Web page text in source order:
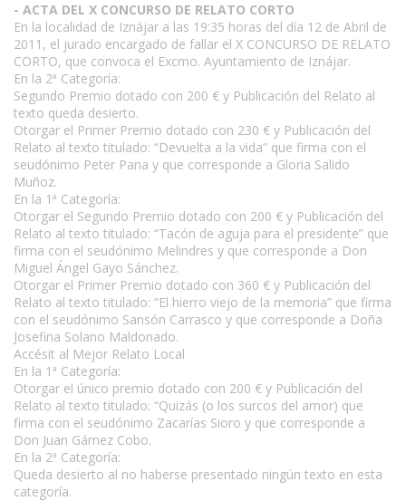
- ACTA DEL X CONCURSO DE RELATO CORTO
En la localidad de Iznájar a las 19:35 horas del día 12 de Abril de
2011, el jurado encargado de fallar el X CONCURSO DE RELATO
CORTO, que convoca el Excmo. Ayuntamiento de Iznájar.
En la 2ª Categoría:
Segundo Premio dotado con 200 € y Publicación del Relato al
texto queda desierto.
Otorgar el Primer Premio dotado con 230 € y Publicación del
Relato al texto titulado: “Devuelta a la vida” que firma con el
seudónimo Peter Pana y que corresponde a Gloria Salido
Muñoz.
En la 1ª Categoría:
Otorgar el Segundo Premio dotado con 200 € y Publicación del
Relato al texto titulado: “Tacón de aguja para el presidente” que
firma con el seudónimo Melindres y que corresponde a Don
Miguel Ángel Gayo Sánchez.
Otorgar el Primer Premio dotado con 360 € y Publicación del
Relato al texto titulado: “El hierro viejo de la memoria” que firma
con el seudónimo Sansón Carrasco y que corresponde a Doña
Josefina Solano Maldonado.
Accésit al Mejor Relato Local
En la 1ª Categoría:
Otorgar el único premio dotado con 200 € y Publicación del
Relato al texto titulado: “Quizás (o los surcos del amor) que
firma con el seudónimo Zacarías Sioro y que corresponde a
Don Juan Gámez Cobo.
En la 2ª Categoría:
Queda desierto al no haberse presentado ningún texto en esta
categoría.